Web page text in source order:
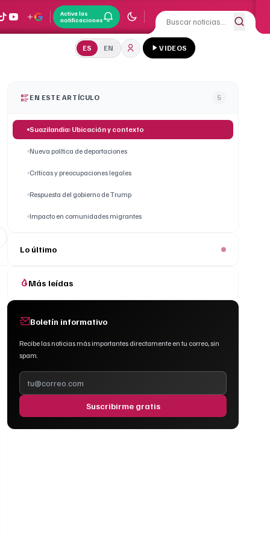
Activa las
notificaciones
ES EN VIDEOS
EN ESTE ARTÍCULO 5
Suazilandia: Ubicación y contexto
Nueva política de deportaciones
Críticas y preocupaciones legales
Respuesta del gobierno de Trump
Impacto en comunidades migrantes
Lo último
Más leídas
Boletín informativo
Recibe las noticias más importantes directamente en tu correo, sin
spam.
Suscribirme gratis